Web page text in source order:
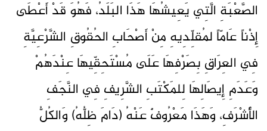
الصَّعْبَةِ الَّتِي يَعِيشُهَا هَذَا البَلَدُ، فَهُوَ قَدْ أَعْطَى
إِذْناً عَامّاً لمُقلِّدِيهِ مِنْ أَصْحَابِ الحُقُوقِ الشَّرْعِيَّةِ
فِي العِرَاقِ بِصَرْفِهَا عَلَى مُسْتَحِقِّيهَا عِنْدَهُمْ
وَعَدَمِ إِيصَالِهَا لِلمَكْتَبِ الشَّرِيفِ فِي النَّجَفِ
الأَشْرَفِ، وَهَذَا مَعْرُوفٌ عَنْهُ (دَامَ ظِلُّهُ) وَالكُلُّ